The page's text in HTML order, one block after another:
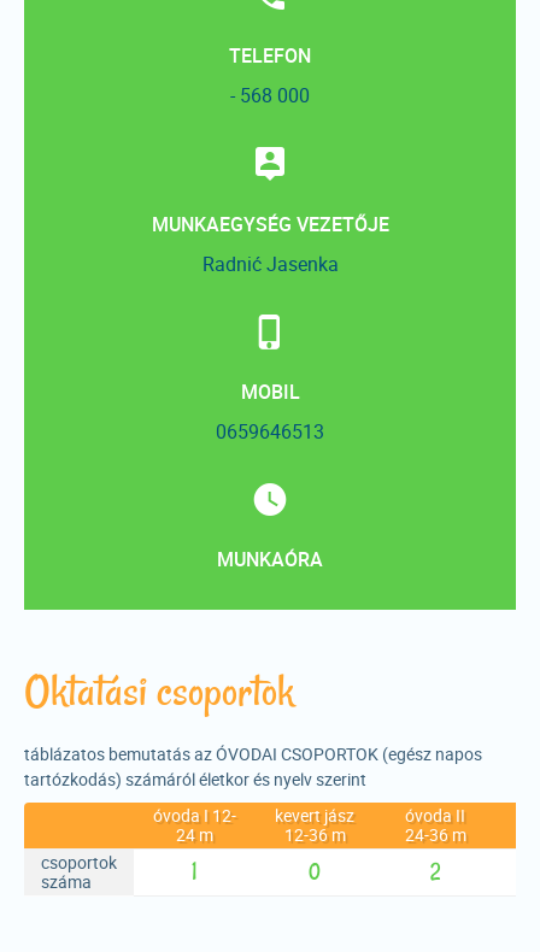
TELEFON
- 568 000
MUNKAEGYSÉG VEZETŐJE
Radnić Jasenka
MOBIL
0659646513
MUNKAÓRA
Oktatási csoportok
táblázatos bemutatás az ÓVODAI CSOPORTOK (egész napos
tartózkodás) számáról életkor és nyelv szerint
óvoda I 12-
24 m
kevert jász
12-36 m
óvoda II
24-36 m
csoportok
száma
1 0 2